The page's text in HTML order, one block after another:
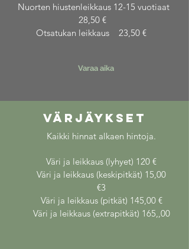
Nuorten hiustenleikkaus 12-15 vuotiaat
28,50 €
Otsatukan leikkaus 23,50 €
Varaa aika
VÄRJÄYKSET
Kaikki hinnat alkaen hintoja.
Väri ja leikkaus (lyhyet) 120 €
Väri ja leikkaus (keskipitkät) 15,00
€3
Väri ja leikkaus (pitkät) 145,00 €
Väri ja leikkaus (extrapitkät) 165,,00